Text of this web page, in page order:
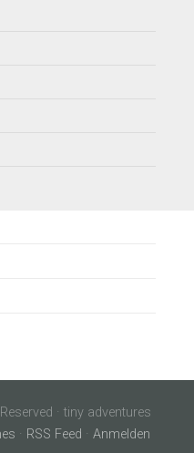
· tiny adventures
· RSS Feed · Anmelden